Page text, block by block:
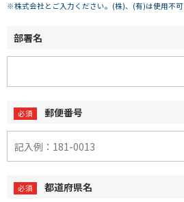
※株式会社とご入力ください。(株)、(有)は使用不可
部署名
郵便番号
都道府県名